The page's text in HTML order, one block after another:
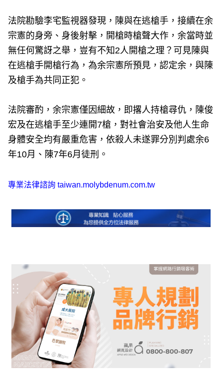
法院勘驗李宅監視器發現，陳與在逃槍手，接續在余
宗憲的身旁、身後射擊，開槍時槍聲大作，余當時並
無任何驚訝之舉，豈有不知2人開槍之理？可見陳與
在逃槍手開槍行為，為余宗憲所預見，認定余，與陳
及槍手為共同正犯。
法院審酌，余宗憲僅因細故，即撂人持槍尋仇，陳俊
宏及在逃槍手至少連開7槍，對社會治安及他人生命
身體安全均有嚴重危害，依殺人未遂罪分別判處余6
年10月、陳7年6月徒刑。
專業法律諮詢taiwan.molybdenum.com.tw